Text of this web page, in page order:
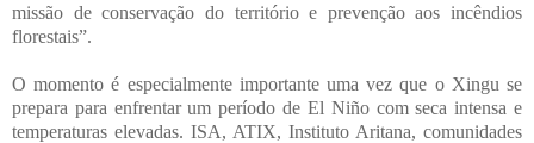
missão de conservação do território e prevenção aos incêndios
florestais”.
O momento é especialmente importante uma vez que o Xingu se
prepara para enfrentar um período de El Niño com seca intensa e
temperaturas elevadas. ISA, ATIX, Instituto Aritana, comunidades